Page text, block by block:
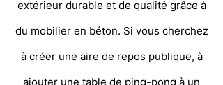
extérieur durable et de qualité grâce à
du mobilier en béton. Si vous cherchez
à créer une aire de repos publique, à
ajouter une table de ping-pong à un